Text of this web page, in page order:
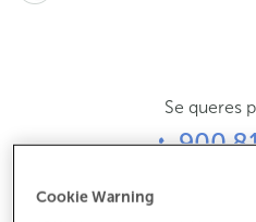
Se queres
900
Cookie Warning